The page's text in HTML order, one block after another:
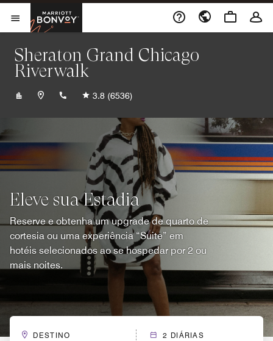
Skip to Content
Abrir menu
Marriott Bonvoy
Sheraton Grand Chicago
Riverwalk
+13124641000
3.8 (6536)
Eleve sua Estadia
Reserve e obtenha um upgrade de quarto de
cortesia ou uma experiência “Suite” em
hotéis selecionados ao se hospedar por 2 ou
mais noites.
DESTINO
2 DIÁRIAS